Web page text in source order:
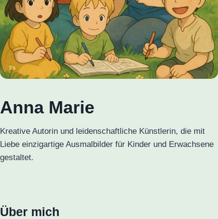
Anna Marie
Kreative Autorin und leidenschaftliche Künstlerin, die mit
Liebe einzigartige Ausmalbilder für Kinder und Erwachsene
gestaltet.
Über mich